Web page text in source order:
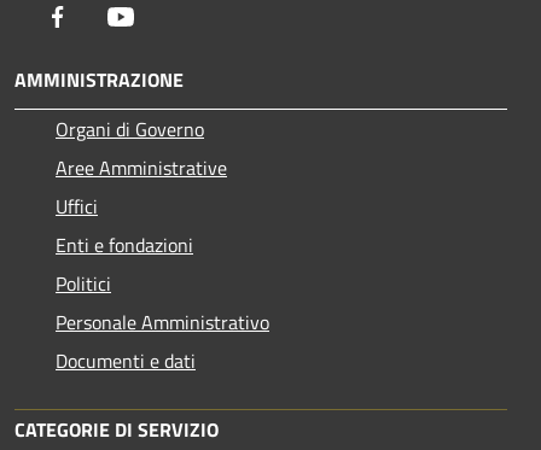
Facebook
AMMINISTRAZIONE
Organi di Governo
Aree Amministrative
Uffici
Enti e fondazioni
Politici
Personale Amministrativo
Documenti e dati
CATEGORIE DI SERVIZIO